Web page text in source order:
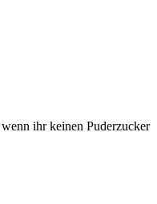
ihr keinen Puderzucker